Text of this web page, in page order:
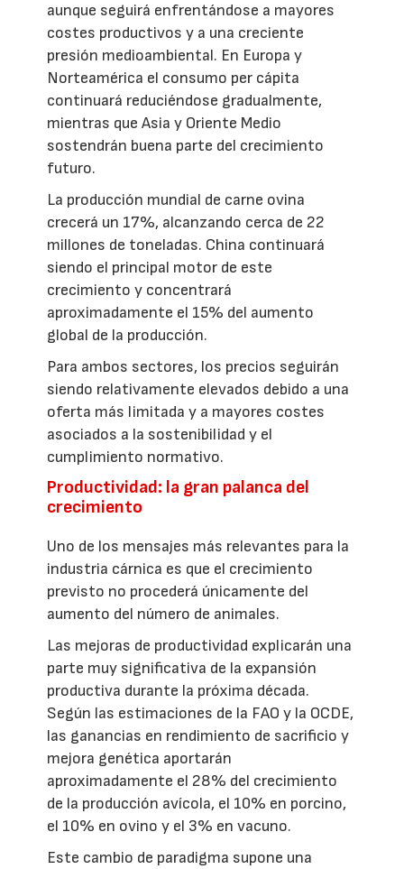
aunque seguirá enfrentándose a mayores
costes productivos y a una creciente
presión medioambiental. En Europa y
Norteamérica el consumo per cápita
continuará reduciéndose gradualmente,
mientras que Asia y Oriente Medio
sostendrán buena parte del crecimiento
futuro.
La producción mundial de carne ovina
crecerá un 17%, alcanzando cerca de 22
millones de toneladas. China continuará
siendo el principal motor de este
crecimiento y concentrará
aproximadamente el 15% del aumento
global de la producción.
Para ambos sectores, los precios seguirán
siendo relativamente elevados debido a una
oferta más limitada y a mayores costes
asociados a la sostenibilidad y el
cumplimiento normativo.
Productividad: la gran palanca del
crecimiento
Uno de los mensajes más relevantes para la
industria cárnica es que el crecimiento
previsto no procederá únicamente del
aumento del número de animales.
Las mejoras de productividad explicarán una
parte muy significativa de la expansión
productiva durante la próxima década.
Según las estimaciones de la FAO y la OCDE,
las ganancias en rendimiento de sacrificio y
mejora genética aportarán
aproximadamente el 28% del crecimiento
de la producción avícola, el 10% en porcino,
el 10% en ovino y el 3% en vacuno.
Este cambio de paradigma supone una